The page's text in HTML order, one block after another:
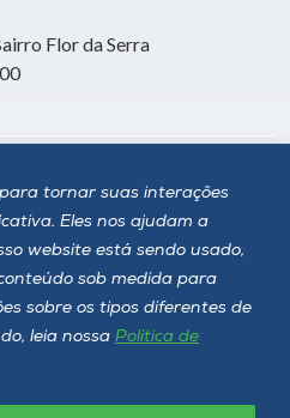
tornar suas interações
Eles nos ajudam a
website está sendo usado,
sob medida para
sobre os tipos diferentes de
leia nossa Política de
Flor da Serra